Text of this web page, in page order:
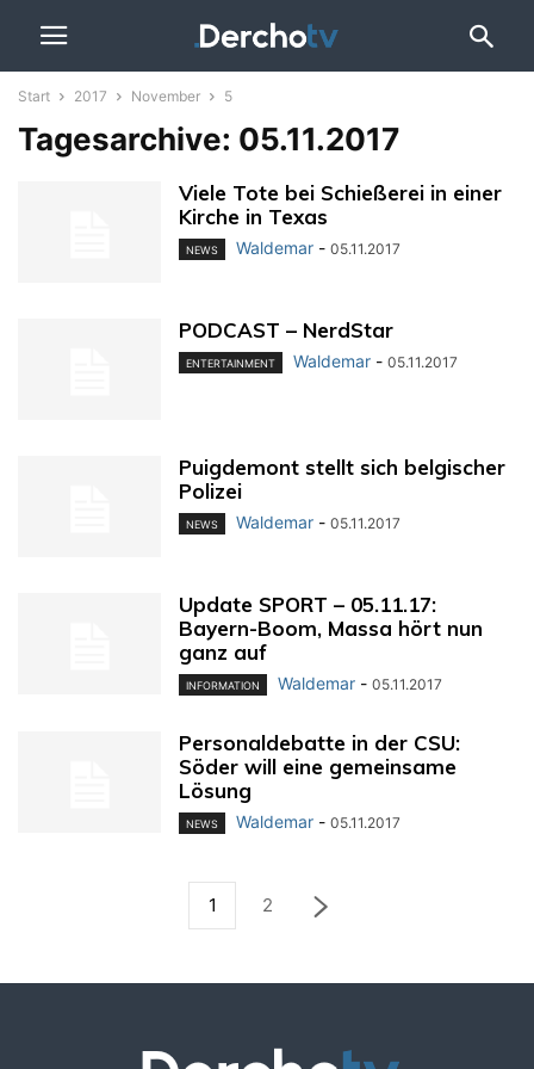
Start 2017 November 5
Tagesarchive: 05.11.2017
Viele Tote bei Schießerei in einer
Kirche in Texas
NEWS Waldemar - 05.11.2017
PODCAST – NerdStar
ENTERTAINMENT Waldemar - 05.11.2017
Puigdemont stellt sich belgischer
Polizei
NEWS Waldemar - 05.11.2017
Update SPORT – 05.11.17:
Bayern-Boom, Massa hört nun
ganz auf
INFORMATION Waldemar - 05.11.2017
Personaldebatte in der CSU:
Söder will eine gemeinsame
Lösung
NEWS Waldemar - 05.11.2017
1 2